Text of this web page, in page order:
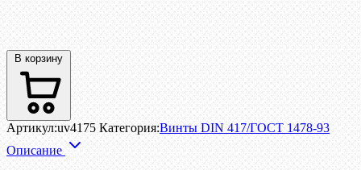
В корзину
Артикул:uv4175 Категория:Винты DIN 417/ГОСТ 1478-93
Описание